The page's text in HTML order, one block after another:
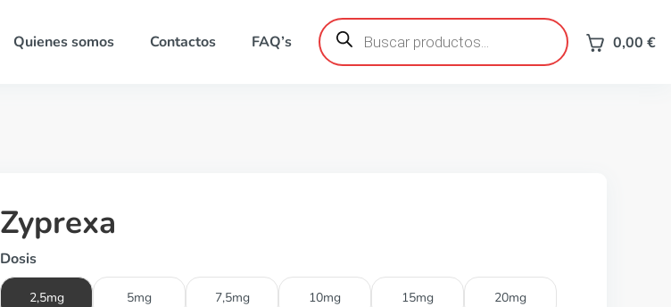
Quienes somos Contactos FAQ’s
Búsqueda
de
productos 0,00 €
Zyprexa
Dosis
2,5mg 5mg 7,5mg 10mg 15mg 20mg